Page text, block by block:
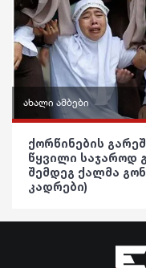
ფაქტები
ეკონომიკა
სამართალი
რჩევები
ინტერვიუ
შოუბიზნესი
მედიცინა
განათლება
ჯანდაცვა
კულტურა
გართობა
რეგიონი
სოც. მედია
ახალი ამბები
ვიდეო
ქორწინების
წყვილი საჯაროდ
შემდეგ ქალმა
კადრები)